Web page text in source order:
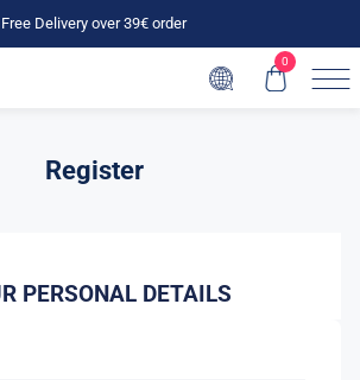
Free Delivery over 39€ order
0
Register
PERSONAL DETAILS